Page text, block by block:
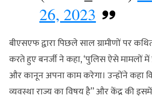
26, 2023
बीएसएफ द्वारा पिछले साल ग्रामीणों पर
करते हुए बनर्जी ने कहा, ‘पुलिस ऐसे मामलों में
और कानून अपना काम करेगा। उन्होंने कहा
व्यवस्था राज्य का विषय है” और केंद्र की